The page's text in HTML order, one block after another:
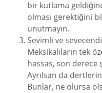
bir kutlama
olması gerektiğini
unutmayın.
Sevimli ve
Meksikalıların tek
hassas, son derece
Ayrılsan da
Bunlar, ne olursa